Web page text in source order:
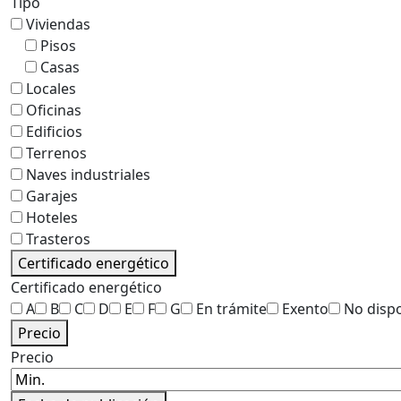
Viviendas
Pisos
Casas
Locales
Oficinas
Edificios
Terrenos
Naves industriales
Garajes
Hoteles
Trasteros
Certificado energético
Certificado energético
A
B C D E F G En trámite Exento
No
Precio
Precio